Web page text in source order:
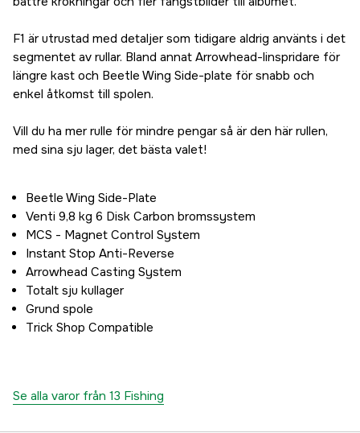
F1 är utrustad med detaljer som tidigare aldrig använts i det
segmentet av rullar. Bland annat Arrowhead-linspridare för
längre kast och Beetle Wing Side-plate för snabb och
enkel åtkomst till spolen.
Vill du ha mer rulle för mindre pengar så är den här rullen,
med sina sju lager, det bästa valet!
Beetle Wing Side-Plate
Venti 9,8 kg 6 Disk Carbon bromssystem
MCS - Magnet Control System
Instant Stop Anti-Reverse
Arrowhead Casting System
Totalt sju kullager
Grund spole
Trick Shop Compatible
Se alla varor från 13 Fishing